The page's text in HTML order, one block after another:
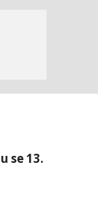
se 13.